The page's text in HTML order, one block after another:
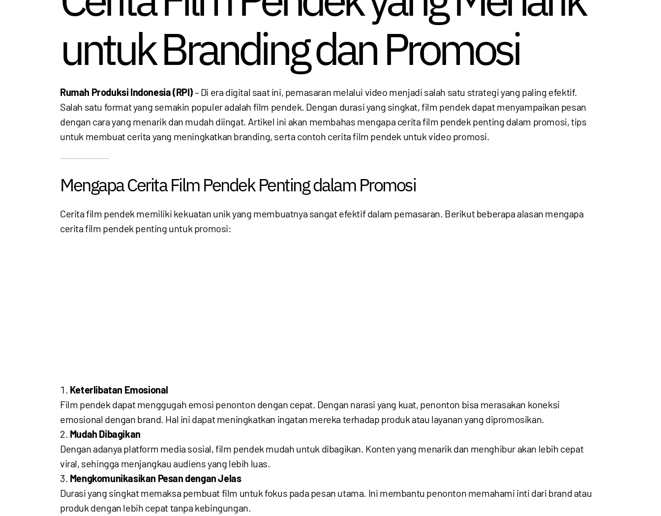
untuk Branding dan Promosi
Rumah Produksi Indonesia (RPI)– Di era digital saat ini, pemasaran melalui video menjadi salah satu strategi yang paling efektif.
Salah satu format yang semakin populer adalah film pendek. Dengan durasi yang singkat, film pendek dapat menyampaikan pesan
dengan cara yang menarik dan mudah diingat. Artikel ini akan membahas mengapa cerita film pendek penting dalam promosi, tips
untuk membuat cerita yang meningkatkan branding, serta contoh cerita film pendek untuk video promosi.
Mengapa Cerita Film Pendek Penting dalam Promosi
Cerita film pendek memiliki kekuatan unik yang membuatnya sangat efektif dalam pemasaran. Berikut beberapa alasan mengapa
cerita film pendek penting untuk promosi:
Keterlibatan Emosional
Film pendek dapat menggugah emosi penonton dengan cepat. Dengan narasi yang kuat, penonton bisa merasakan koneksi
emosional dengan brand. Hal ini dapat meningkatkan ingatan mereka terhadap produk atau layanan yang dipromosikan.
Mudah Dibagikan
Dengan adanya platform media sosial, film pendek mudah untuk dibagikan. Konten yang menarik dan menghibur akan lebih cepat
viral, sehingga menjangkau audiens yang lebih luas.
Mengkomunikasikan Pesan dengan Jelas
Durasi yang singkat memaksa pembuat film untuk fokus pada pesan utama. Ini membantu penonton memahami inti dari brand atau
produk dengan lebih cepat tanpa kebingungan.